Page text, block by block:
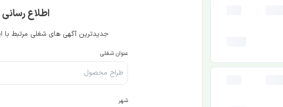
اطلاع
جدیدترین آگهی های شغلی مرتبط با
عنوان شغلی
شهر